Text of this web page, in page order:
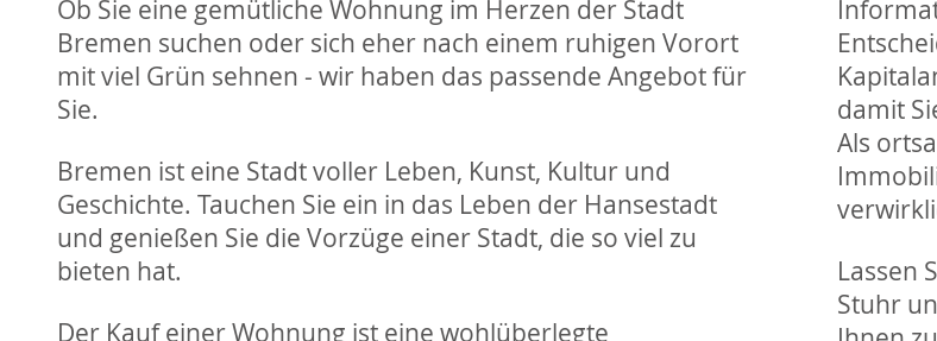
Ob Sie eine gemütliche Wohnung im Herzen der Stadt
Bremen suchen oder sich eher nach einem ruhigen Vorort
mit viel Grün sehnen - wir haben das passende Angebot für
Sie.
Bremen ist eine Stadt voller Leben, Kunst, Kultur und
Geschichte. Tauchen Sie ein in das Leben der Hansestadt
und genießen Sie die Vorzüge einer Stadt, die so viel zu
bieten hat.
Der Kauf einer Wohnung ist eine wohlüberlegte
damit
Als
Lassen
Stuhr